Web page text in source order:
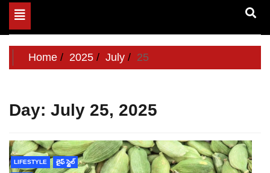
Toggle
navigation
Home 2025 July 25
Day: July 25, 2025
LIFESTYLE లైఫ్ స్టైల్